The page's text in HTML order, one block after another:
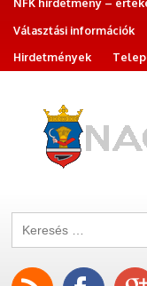
NFK hirdetmény –
Választási információk
Hirdetmények